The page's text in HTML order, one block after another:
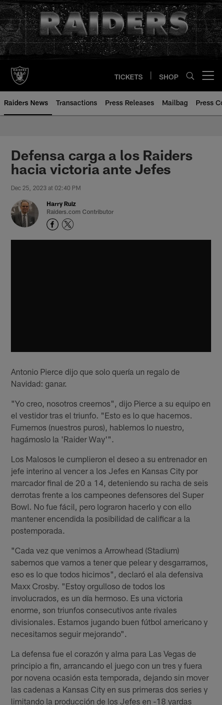
Skip
to
main
content
TICKETS SHOP
Raiders News Transactions Press Releases Mailbag Press
Defensa carga a los Raiders
hacia victoria ante Jefes
Dec 25, 2023 at 02:40 PM
Harry Ruiz
Raiders.com Contributor
Antonio Pierce dijo que solo quería un regalo de
Navidad: ganar.
"Yo creo, nosotros creemos", dijo Pierce a su equipo en
el vestidor tras el triunfo. "Esto es lo que hacemos.
Fumemos (nuestros puros), hablemos lo nuestro,
hagámoslo la 'Raider Way'".
Los Malosos le cumplieron el deseo a su entrenador en
jefe interino al vencer a los Jefes en Kansas City por
marcador final de 20 a 14, deteniendo su racha de seis
derrotas frente a los campeones defensores del Super
Bowl. No fue fácil, pero lograron hacerlo y con ello
mantener encendida la posibilidad de calificar a la
postemporada.
"Cada vez que venimos a Arrowhead (Stadium)
sabemos que vamos a tener que pelear y desgarrarnos,
eso es lo que todos hicimos", declaró el ala defensiva
Maxx Crosby. "Estoy orgulloso de todos los
involucrados, es un día hermoso. Es una victoria
enorme, son triunfos consecutivos ante rivales
divisionales. Estamos jugando buen fútbol americano y
necesitamos seguir mejorando".
La defensa fue el corazón y alma para Las Vegas de
principio a fin, arrancando el juego con un tres y fuera
por novena ocasión esta temporada, dejando sin mover
las cadenas a Kansas City en sus primeras dos series y
limitando la producción de los Jefes en -18 yardas